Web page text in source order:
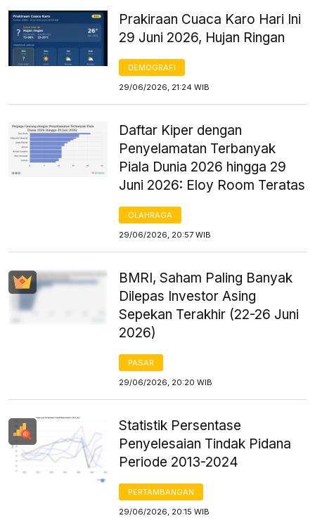
Prakiraan Cuaca Karo Hari Ini
29 Juni 2026, Hujan Ringan
DEMOGRAFI
29/06/2026, 21:24 WIB
Daftar Kiper dengan
Penyelamatan Terbanyak
Piala Dunia 2026 hingga 29
Juni 2026: Eloy Room Teratas
OLAHRAGA
29/06/2026, 20:57 WIB
BMRI, Saham Paling Banyak
Dilepas Investor Asing
Sepekan Terakhir (22-26 Juni
2026)
PASAR
29/06/2026, 20:20 WIB
Statistik Persentase
Penyelesaian Tindak Pidana
Periode 2013-2024
PERTAMBANGAN
29/06/2026, 20:15 WIB